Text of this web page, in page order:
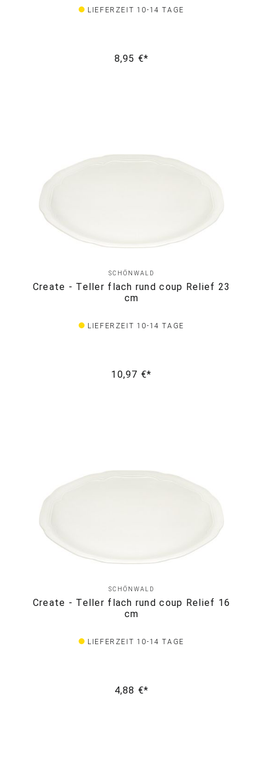
LIEFERZEIT 10-14 TAGE
8,95 €*
SCHÖNWALD
Create - Teller flach rund coup Relief 23
cm
LIEFERZEIT 10-14 TAGE
10,97 €*
SCHÖNWALD
Create - Teller flach rund coup Relief 16
cm
LIEFERZEIT 10-14 TAGE
4,88 €*